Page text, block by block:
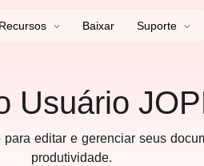
Recursos Baixar Suporte
Usuário
editar e gerenciar seus
produtividade.